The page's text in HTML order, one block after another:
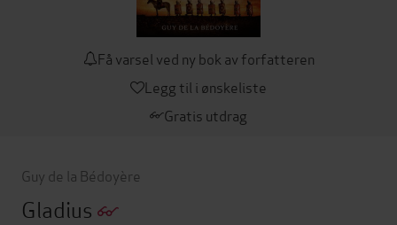
Få varsel ved ny bok av forfatteren
Legg til i ønskeliste
Gratis utdrag
Guy de la Bédoyère
Gladius